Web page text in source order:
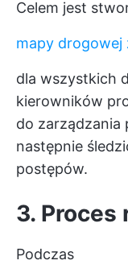
Celem jest
mapy drogowej
dla wszystkich
kierowników
do zarządzania
następnie
postępów.
3. Proces
Podczas